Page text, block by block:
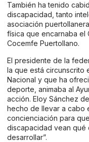
También ha tenido
discapacidad, tanto
asociación
física que encarnaba el
Cocemfe Puertollano.
El presidente de la
la que está circunscrito
Nacional y que ha
deporte, animaba al
acción. Eloy Sánchez
hecho de llevar a cabo
concienciación para
discapacidad vean
desarrollar”.